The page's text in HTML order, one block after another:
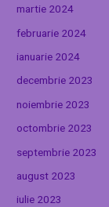
martie 2024
februarie 2024
ianuarie 2024
decembrie 2023
noiembrie 2023
octombrie 2023
septembrie 2023
august 2023
iulie 2023